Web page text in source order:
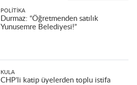
POLITIKA
Durmaz: “Öğretmenden satılık
Yunusemre Belediyesi!”
KULA
CHP’li katip üyelerden toplu istifa